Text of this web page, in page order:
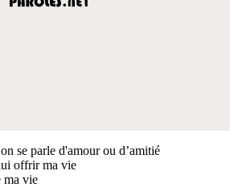
se parle d'amour ou d’amitié
offrir ma vie
ma vie